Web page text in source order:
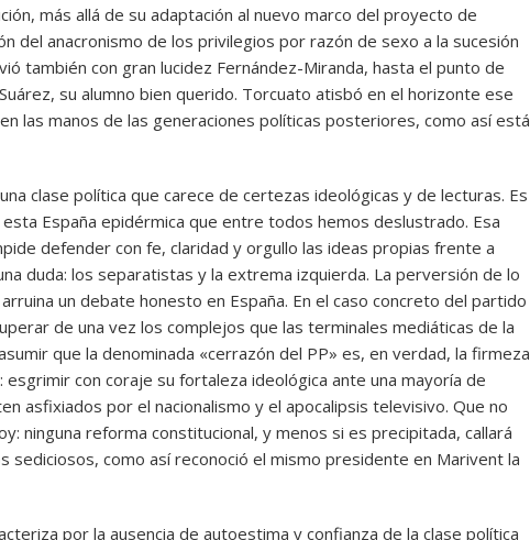
más allá de su adaptación al nuevo marco del proyecto de
del anacronismo de los privilegios por razón de sexo a la sucesión
también con gran lucidez Fernández-Miranda, hasta el punto de
su alumno bien querido. Torcuato atisbó en el horizonte ese
las manos de las generaciones políticas posteriores, como así está
clase política que carece de certezas ideológicas y de lecturas. Es
España epidérmica que entre todos hemos deslustrado. Esa
defender con fe, claridad y orgullo las ideas propias frente a
duda: los separatistas y la extrema izquierda. La perversión de lo
un debate honesto en España. En el caso concreto del partido
de una vez los complejos que las terminales mediáticas de la
que la denominada «cerrazón del PP» es, en verdad, la firmeza
con coraje su fortaleza ideológica ante una mayoría de
asfixiados por el nacionalismo y el apocalipsis televisivo. Que no
ninguna reforma constitucional, y menos si es precipitada, callará
sediciosos, como así reconoció el mismo presidente en Marivent la
por la ausencia de autoestima y confianza de la clase política